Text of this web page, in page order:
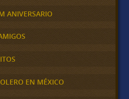
ANIVERSARIO
EN MÉXICO